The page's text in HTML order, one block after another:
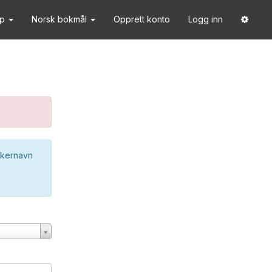
Norsk bokmål Opprett konto Logg inn